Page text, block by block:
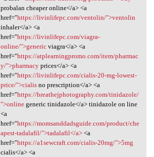
probalan cheaper online</a> <a
href="https://livinlifepc.com/ventolin/">ventolin
inhaler</a> <a
href="https://livinlifepc.com/viagra-
online/">genericviagra</a> <a
href="https://atplearningpromo.com/item/pharmac
y/">pharmacyprices</a> <a
href="https://livinlifepc.com/cialis-20-mg-lowest-
price/">cialisno prescription</a> <a
href="https://breathejphotography.com/tinidazole/
">onlinegeneric tinidazole</a> tinidazole on line
<a
href="https://momsanddadsguide.com/product/che
apest-tadalafil/">tadalafil</a><a
href="https://a1sewcraft.com/cialis-20mg/">5mg
cialis</a> <a